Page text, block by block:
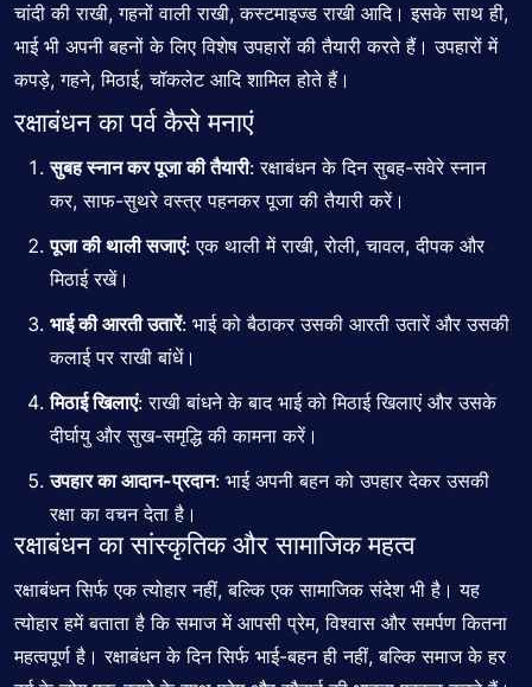
चांदी की राखी, गहनों वाली राखी, कस्टमाइज्ड राखी आदि। इसके साथ ही,
भाई भी अपनी बहनों के लिए विशेष उपहारों की तैयारी करते हैं। उपहारों में
कपड़े, गहने, मिठाई, चॉकलेट आदि शामिल होते हैं।
रक्षाबंधन का पर्व कैसे मनाएं
सुबह स्नान कर पूजा की तैयारी: रक्षाबंधन के दिन सुबह-सवेरे स्नान
कर, साफ-सुथरे वस्त्र पहनकर पूजा की तैयारी करें।
पूजा की थाली सजाएं: एक थाली में राखी, रोली, चावल, दीपक और
मिठाई रखें।
भाई की आरती उतारें: भाई को बैठाकर उसकी आरती उतारें और उसकी
कलाई पर राखी बांधें।
मिठाई खिलाएं: राखी बांधने के बाद भाई को मिठाई खिलाएं और उसके
दीर्घायु और सुख-समृद्धि की कामना करें।
उपहार का आदान-प्रदान: भाई अपनी बहन को उपहार देकर उसकी
रक्षा का वचन देता है।
रक्षाबंधन का सांस्कृतिक और सामाजिक महत्व
रक्षाबंधनसिर्फ एक त्योहार नहीं, बल्कि एक सामाजिक संदेश भी है। यह
त्योहार हमें बताता है कि समाज में आपसी प्रेम, विश्वास और समर्पण कितना
महत्वपूर्ण है। रक्षाबंधन के दिन सिर्फ भाई-बहन ही नहीं, बल्कि समाज के हर